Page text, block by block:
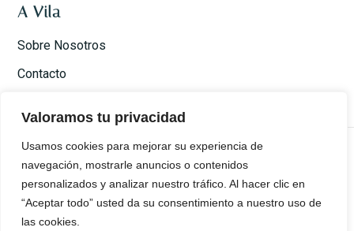
Valoramos tu privacidad
Usamos cookies para mejorar su experiencia de
navegación, mostrarle anuncios o contenidos
personalizados y analizar nuestro tráfico. Al hacer clic en
“Aceptar todo” usted da su consentimiento a nuestro uso de
las cookies.
A Vila
Sobre Nosotros
Contacto
© 2025 – All rights reserved.